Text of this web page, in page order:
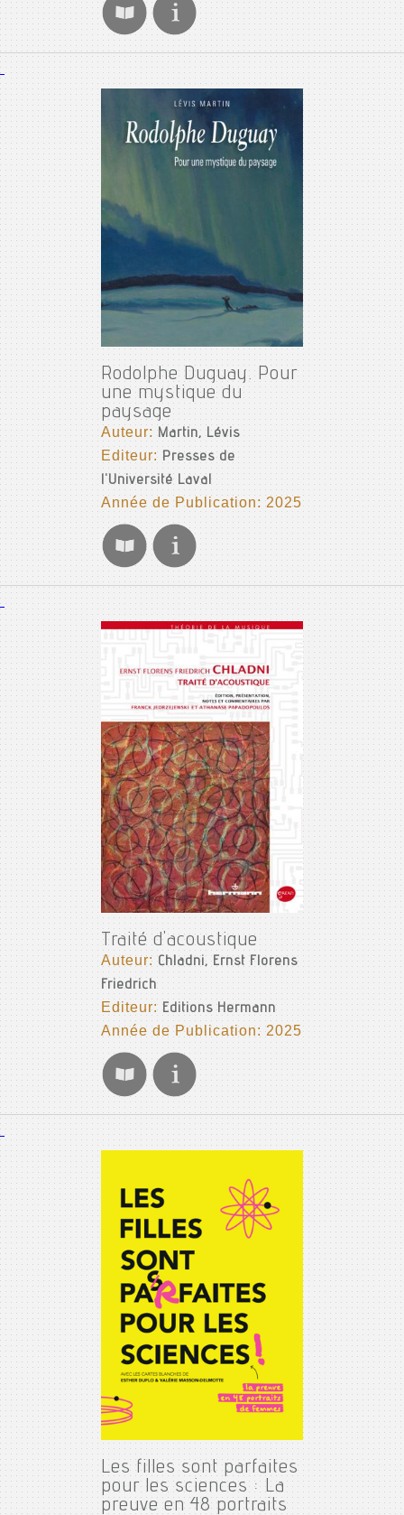
Rodolphe Duguay. Pour
une mystique du
paysage
Auteur:Martin, Lévis
Editeur: Presses de
l'Université Laval
Année de Publication: 2025
Traité d'acoustique
Auteur:Chladni, Ernst Florens
Friedrich
Editeur: Editions Hermann
Année de Publication: 2025
Les filles sont parfaites
pour les sciences : La
preuve en 48 portraits